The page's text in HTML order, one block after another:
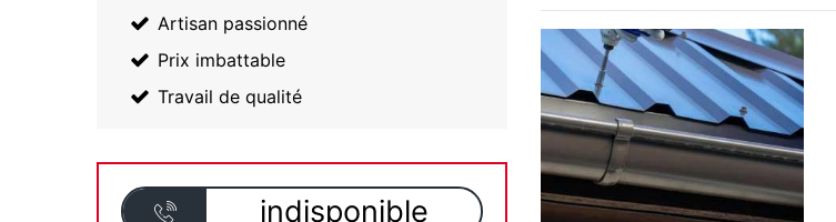
Artisan passionné
Prix imbattable
Travail de qualité
indisponible